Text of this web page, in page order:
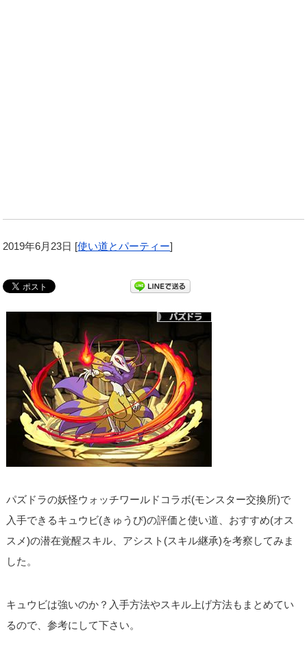
2019年6月23日 [使い道とパーティー]
パズドラの妖怪ウォッチワールドコラボ(モンスター交換所)で
入手できるキュウビ(きゅうび)の評価と使い道、おすすめ(オス
スメ)の潜在覚醒スキル、アシスト(スキル継承)を考察してみま
した。
キュウビは強いのか？入手方法やスキル上げ方法もまとめてい
るので、参考にして下さい。